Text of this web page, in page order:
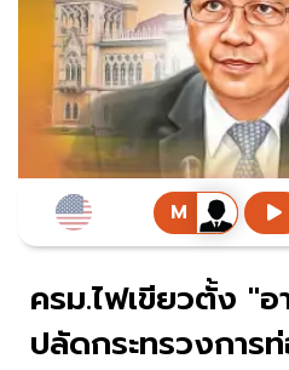
ครม.ไฟเขียวตั้ง
ปลัดกระทรวงการ